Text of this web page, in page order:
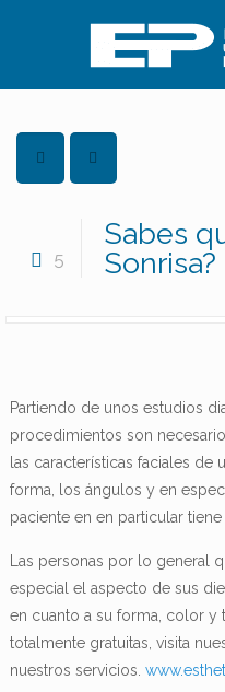
5
Sabes
Sonrisa?
Partiendo de unos estudios
procedimientos son
las características faciales de
forma, los ángulos y en
paciente en en particular
Las personas por lo general
especial el aspecto de sus
en cuanto a su forma, color y
totalmente gratuitas, visita
nuestros servicios.